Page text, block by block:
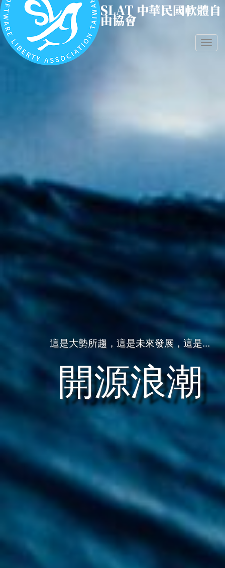
移
至
SLAT 中華民國軟體自
由協會
這是大勢所趨，這是未來發展，這是...
開源浪潮